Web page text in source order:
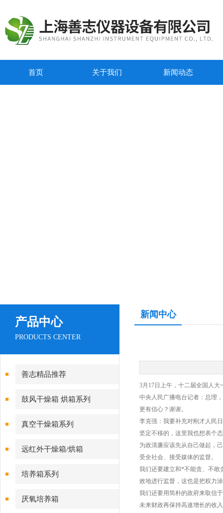
首页 关于我们 新闻动态
产品中心
PRODUCTS CENTER
善志精品推荐
鼓风干燥箱 烘箱系列
真空干燥箱系列
远红外干燥箱/烘箱
培养箱系列
厌氧培养箱
新闻中心
3月17日上午，十二届全国人
中央人民广播电台记者：总理
更有信心？谢谢。
李克强：我要补充对刚才人民
坚定不移的，这里我也想表个
为政清廉应该先从自己做起，
受全社会、接受媒体的监督。
我们还要建立和*不能贪、不敢
效地进行监督，这也是把权力
我们还要用简朴的政府来取信
未来财政再保持高速增长的收